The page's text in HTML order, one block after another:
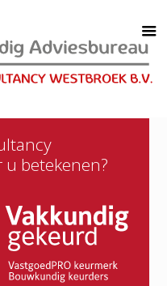
u betekenen?